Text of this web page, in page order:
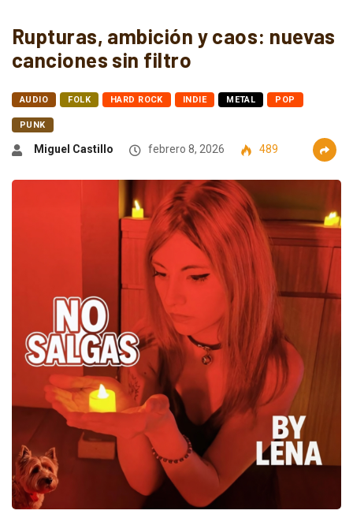
Rupturas, ambición y caos: nuevas
canciones sin filtro
AUDIO FOLK HARD ROCK INDIE METAL POP
PUNK
Miguel Castillo febrero 8, 2026 489